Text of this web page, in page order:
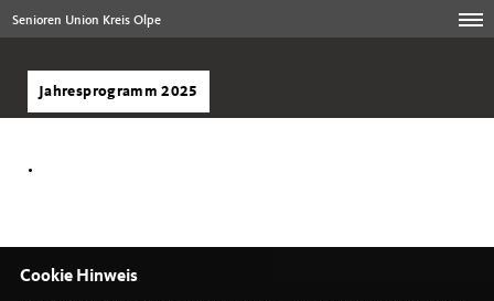
Senioren Union Kreis Olpe
Jahresprogramm 2025
.
Cookie Hinweis